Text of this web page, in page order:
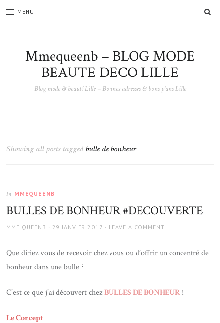
MENU
Mmequeenb – BLOG MODE
BEAUTE DECO LILLE
Blog mode & beauté Lille – Bonnes adresses & bons plans Lille
Showing all posts tagged bulle de bonheur
In MMEQUEENB
BULLES DE BONHEUR #DECOUVERTE
AUTHOR
MME QUEENB
POSTED
29 JANVIER 2017 LEAVE A COMMENT
Que diriez vous de recevoir chez vous ou d’offrir un concentré de
bonheur dans une bulle ?
C’est ce que j’ai découvert chezBULLES DE BONHEUR!
Le Concept